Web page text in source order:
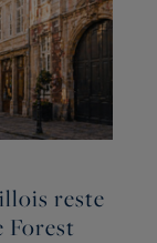
reste
Forest